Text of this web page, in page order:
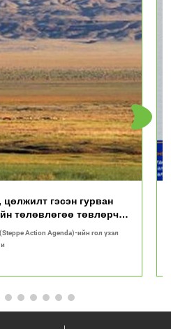
цөлжилт гэсэн гурван
төлөвлөгөө төвлөрч
Action Agenda)-ийн гол үзэл